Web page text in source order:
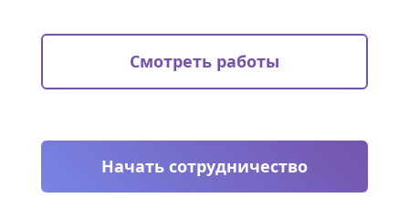
Смотреть работы
Начать сотрудничество